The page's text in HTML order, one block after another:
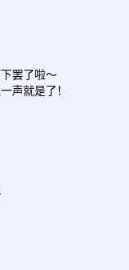
罢了啦～
声就是了！